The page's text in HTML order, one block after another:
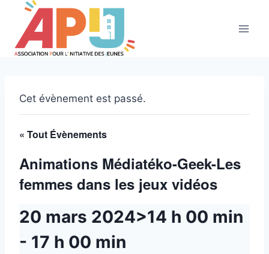
contenu
Cet évènement est passé.
« Tout Évènements
Animations Médiatéko-Geek-Les
femmes dans les jeux vidéos
20 mars 2024>14 h 00 min
- 17 h 00 min